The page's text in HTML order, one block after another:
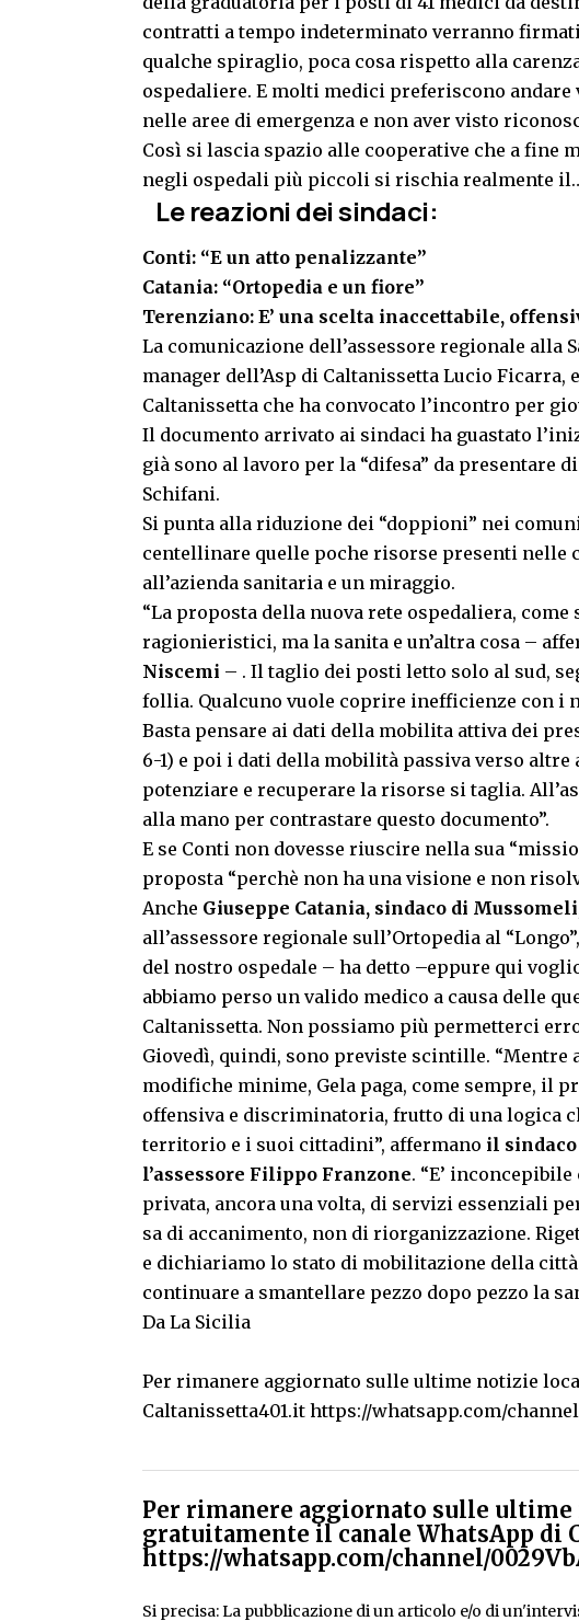
contratti a tempo indeterminato verranno
qualche spiraglio, poca cosa rispetto alla
ospedaliere. E molti medici preferiscono
nelle aree di emergenza e non aver visto
Così si lascia spazio alle cooperative che a fine
negli ospedali più piccoli si rischia realmente
Le reazioni dei sindaci:
Conti: “E un atto penalizzante”
Catania: “Ortopedia e un fiore”
Terenziano: E’ una scelta inaccettabile,
La comunicazione dell’assessore regionale alla
manager dell’Asp di Caltanissetta Lucio Ficarra,
Caltanissetta che ha convocato l’incontro per
Il documento arrivato ai sindaci ha guastato
già sono al lavoro per la “difesa” da presentare
Schifani.
Si punta alla riduzione dei “doppioni” nei
centellinare quelle poche risorse presenti nelle
all’azienda sanitaria e un miraggio.
“La proposta della nuova rete ospedaliera,
ragionieristici, ma la sanita e un’altra cosa –
Niscemi – . Il taglio dei posti letto solo al sud,
follia. Qualcuno vuole coprire inefficienze con i
Basta pensare ai dati della mobilita attiva dei
6-1) e poi i dati della mobilità passiva verso
potenziare e recuperare la risorse si taglia.
alla mano per contrastare questo documento”.
E se Conti non dovesse riuscire nella sua
proposta “perchè non ha una visione e non
Anche Giuseppe Catania, sindaco di Mussomeli
all’assessore regionale sull’Ortopedia al
del nostro ospedale – ha detto –eppure qui
abbiamo perso un valido medico a causa delle
Caltanissetta. Non possiamo più permetterci
Giovedì, quindi, sono previste scintille.
modifiche minime, Gela paga, come sempre, il
offensiva e discriminatoria, frutto di una logica
territorio e i suoi cittadini”, affermano il sindaco
l’assessore Filippo Franzone. “E’
privata, ancora una volta, di servizi essenziali
sa di accanimento, non di riorganizzazione.
e dichiariamo lo stato di mobilitazione della
continuare a smantellare pezzo dopo pezzo la
Da La Sicilia
Per rimanere aggiornato sulle ultime notizie
Caltanissetta401.it https://whatsapp.com/
Per rimanere aggiornato sulle
gratuitamente il canale WhatsApp di
https://whatsapp.com/channel/
Si precisa: La pubblicazione di un articolo e/o di